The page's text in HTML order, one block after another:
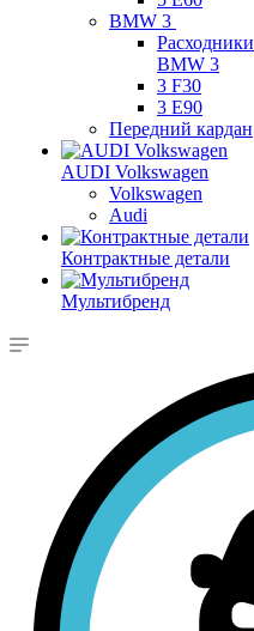
BMW 3
Расходники
BMW 3
3 F30
3 E90
Передний кардан
AUDI Volkswagen
Volkswagen
Audi
Контрактные детали
Мультибренд